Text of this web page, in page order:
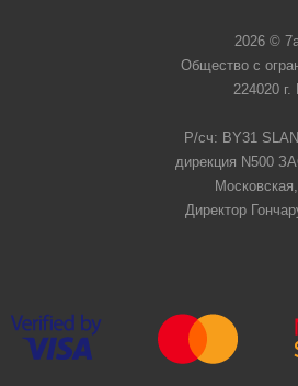
2026 ©
Общество с
224020
Р/сч: BY31
дирекция N500
Директор